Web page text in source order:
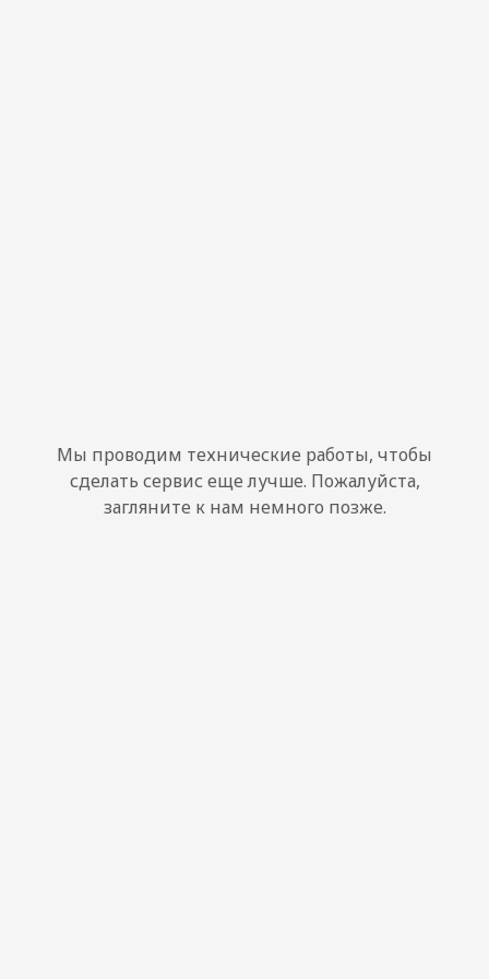
Мы проводим технические работы, чтобы
сделать сервис еще лучше. Пожалуйста,
загляните к нам немного позже.